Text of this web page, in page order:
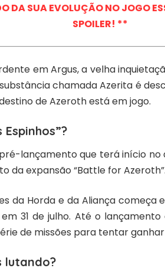
DA SUA EVOLUÇÃO NO JOGO
SPOILER! **
em Argus, a velha
chamada Azerita é
de Azeroth está em jogo.
lançamento que terá início no
da expansão “Battle for
da Horda e da Aliança começa
31 de julho. Até o
de missões para tentar
lutando?